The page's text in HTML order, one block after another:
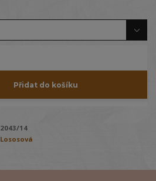
Přidat do košíku
2043/14
Lososová